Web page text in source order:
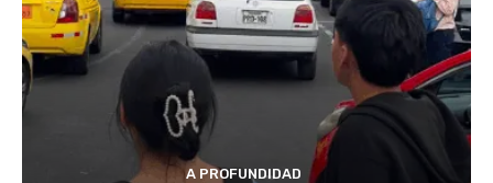
A PROFUNDIDAD